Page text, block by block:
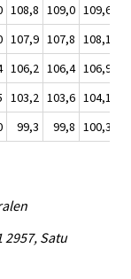
108,8 109,0 109,6
107,9 107,8 108,1
106,2 106,4 106,9
103,2 103,6 104,1
99,3 99,8 100,3
Satu